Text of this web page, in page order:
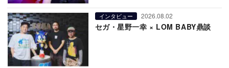
インタビュー 2026.08.02
セガ・星野一幸 × LOM BABY鼎談